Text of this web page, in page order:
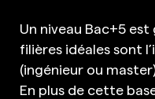
Un niveau Bac+5
filières idéales sont
(ingénieur ou
En plus de cette